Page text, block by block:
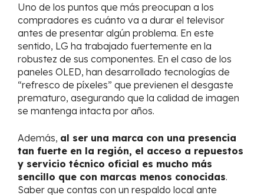
Uno de los puntos que más preocupan a los
compradores es cuánto va a durar el televisor
antes de presentar algún problema. En este
sentido, LG ha trabajado fuertemente en la
robustez de sus componentes. En el caso de los
paneles OLED, han desarrollado tecnologías de
“refresco de píxeles” que previenen el desgaste
prematuro, asegurando que la calidad de imagen
se mantenga intacta por años.
Además, al ser una marca con una presencia
tan fuerte en la región, el acceso a repuestos
y servicio técnico oficial es mucho más
sencillo que con marcas menos conocidas.
Saber que contas con un respaldo local ante